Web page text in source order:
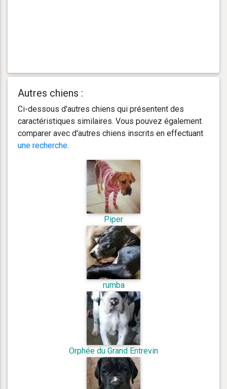
Autres chiens :
Ci-dessous d'autres chiens qui présentent des
caractéristiques similaires. Vous pouvez également
comparer avec d'autres chiens inscrits en effectuant
une recherche.
Piper
rumba
Orphée du Grand Entrevin